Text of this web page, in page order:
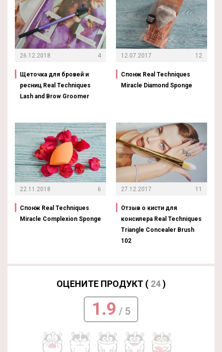
26.12.2018 4
Щеточка для бровей и
ресниц Real Techniques
Lash and Brow Groomer
22.11.2018 6
Спонж Real Techniques
Miracle Complexion Sponge
12.07.2017 12
Спонж Real Techniques
Miracle Diamond Sponge
27.12.2017 11
Отзыв о кисти для
консилера Real Techniques
Triangle Concealer Brush
102
ОЦЕНИТЕ ПРОДУКТ ( 24)
1.9 / 5